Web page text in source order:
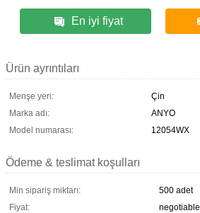
En iyi fiyat
Ürün ayrıntıları
Menşe yeri:
Çin
Marka adı:
ANYO
Model numarası:
12054WX
Ödeme & teslimat koşulları
Min sipariş miktarı:
500 adet
Fiyat:
negotiable